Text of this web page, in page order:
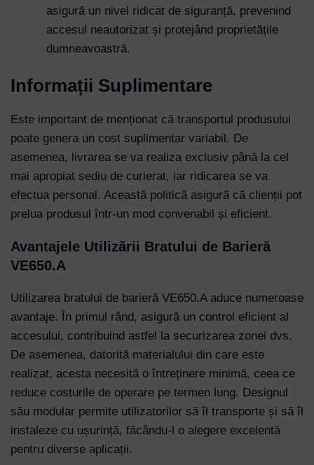
asigură un nivel ridicat de siguranță, prevenind
accesul neautorizat și protejând proprietățile
dumneavoastră.
Informații Suplimentare
Este important de menționat că transportul produsului
poate genera un cost suplimentar variabil. De
asemenea, livrarea se va realiza exclusiv până la cel
mai apropiat sediu de curierat, iar ridicarea se va
efectua personal. Această politică asigură că clienții pot
prelua produsul într-un mod convenabil și eficient.
Avantajele Utilizării Bratului de Barieră
VE650.A
Utilizarea bratului de barieră VE650.A aduce numeroase
avantaje. În primul rând, asigură un control eficient al
accesului, contribuind astfel la securizarea zonei dvs.
De asemenea, datorită materialului din care este
realizat, acesta necesită o întreținere minimă, ceea ce
reduce costurile de operare pe termen lung. Designul
său modular permite utilizatorilor să îl transporte și să îl
instaleze cu ușurință, făcându-l o alegere excelentă
pentru diverse aplicații.
Username or Email Address
Password